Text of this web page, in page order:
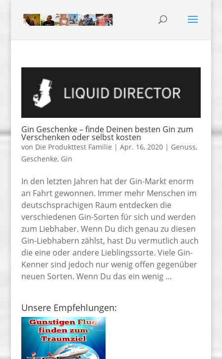
Gin Geschenke – finde Deinen besten Gin zum
Verschenken oder selbst kosten
von Die Produkttest Familie | Apr. 16, 2020| Genuss,
Geschenke, Gin
In den letzten Jahren hat der Gin-Markt enorm
an Fahrt gewonnen. Immer mehr Menschen im
deutschsprachigen Raum entdecken die
verschiedenen Gin-Sorten für sich und werden
zum Liebhaber. Wenn Du dich genau zu diesen
Gin-Liebhabern zählst, hast Du vermutlich auch
die eine oder andere Lieblingssorte. Viele Gin-
Kenner sind jedoch nur wenig offen gegenüber
neuen Sorten. Wenn Du das ein wenig …
Unsere Empfehlungen: